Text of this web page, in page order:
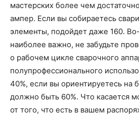
мастерских более чем
ампер. Если вы собираетесь
элементы, подойдет даже 160.
наиболее важно, не забудьте
о рабочем цикле сварочного
полупрофессионального
40%, если вы ориентируетесь на
должно быть 60%. Что касается
от того, что есть в вашем